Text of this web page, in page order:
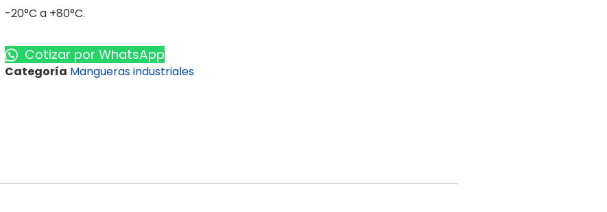
-20°C a +80°C.
Cotizar por WhatsApp
Categoría Mangueras industriales